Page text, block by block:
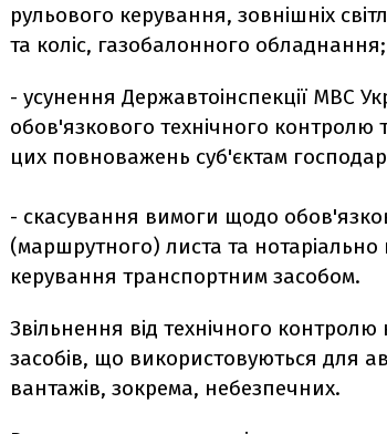
рульового керування, зовнішніх
та коліс, газобалонного обладнання;
- усунення Державтоінспекції МВС
обов'язкового технічного контролю
цих повноважень суб'єктам
- скасування вимоги щодо
(маршрутного) листа та нотаріально
керування транспортним засобом.
Звільнення від технічного
засобів, що використовуються для
вантажів, зокрема, небезпечних.